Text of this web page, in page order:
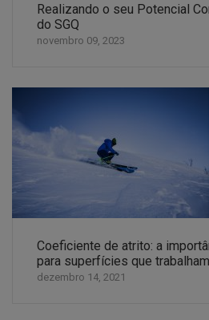
Realizando o seu Potencial
do SGQ
novembro 09, 2023
Coeficiente de atrito: a
para superfícies que
dezembro 14, 2021